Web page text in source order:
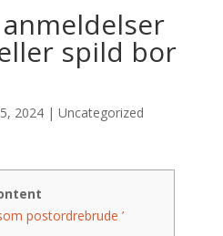
spild bor
2024| Uncategorized
postordrebrude ’